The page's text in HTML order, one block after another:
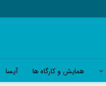
همایش و کارگاه ها آیسا